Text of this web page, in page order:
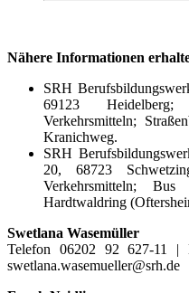
Nähere Informationen
SRH
69123
Verkehrsmitteln;
Kranichweg.
SRH
20, 68723
Verkehrsmitteln;
Hardtwaldring
Swetlana Wasemüller
Telefon 06202 92 627-11
swetlana.wasemueller@srh.de